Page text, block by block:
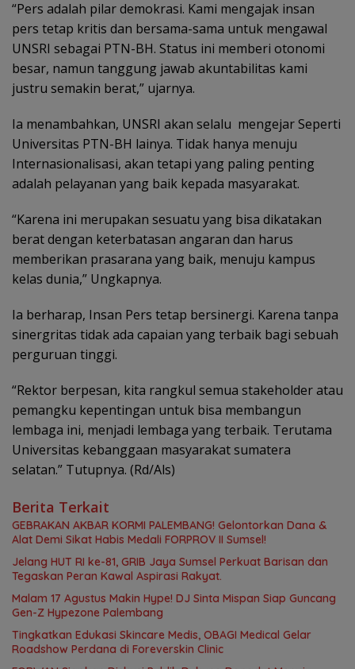
“Pers adalah pilar demokrasi. Kami mengajak insan
pers tetap kritis dan bersama-sama untuk mengawal
UNSRI sebagai PTN-BH. Status ini memberi otonomi
besar, namun tanggung jawab akuntabilitas kami
justru semakin berat,” ujarnya.
Ia menambahkan, UNSRI akan selalu mengejar Seperti
Universitas PTN-BH lainya. Tidak hanya menuju
Internasionalisasi, akan tetapi yang paling penting
adalah pelayanan yang baik kepada masyarakat.
“Karena ini merupakan sesuatu yang bisa dikatakan
berat dengan keterbatasan angaran dan harus
memberikan prasarana yang baik, menuju kampus
kelas dunia,” Ungkapnya.
Ia berharap, Insan Pers tetap bersinergi. Karena tanpa
sinergritas tidak ada capaian yang terbaik bagi sebuah
perguruan tinggi.
“Rektor berpesan, kita rangkul semua stakeholder atau
pemangku kepentingan untuk bisa membangun
lembaga ini, menjadi lembaga yang terbaik. Terutama
Universitas kebanggaan masyarakat sumatera
selatan.” Tutupnya. (Rd/Als)
Berita Terkait
GEBRAKAN AKBAR KORMI PALEMBANG! Gelontorkan Dana &
Alat Demi Sikat Habis Medali FORPROV II Sumsel!
Jelang HUT RI ke-81, GRIB Jaya Sumsel Perkuat Barisan dan
Tegaskan Peran Kawal Aspirasi Rakyat.
Malam 17 Agustus Makin Hype! DJ Sinta Mispan Siap Guncang
Gen-Z Hypezone Palembang
Tingkatkan Edukasi Skincare Medis, OBAGI Medical Gelar
Roadshow Perdana di Foreverskin Clinic